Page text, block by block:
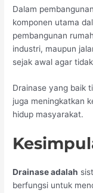
Dalam
komponen utama
pembangunan
industri, maupun
sejak awal agar
Drainase yang baik
juga meningkatkan
hidup masyarakat.
Drainase adalah
berfungsi untuk